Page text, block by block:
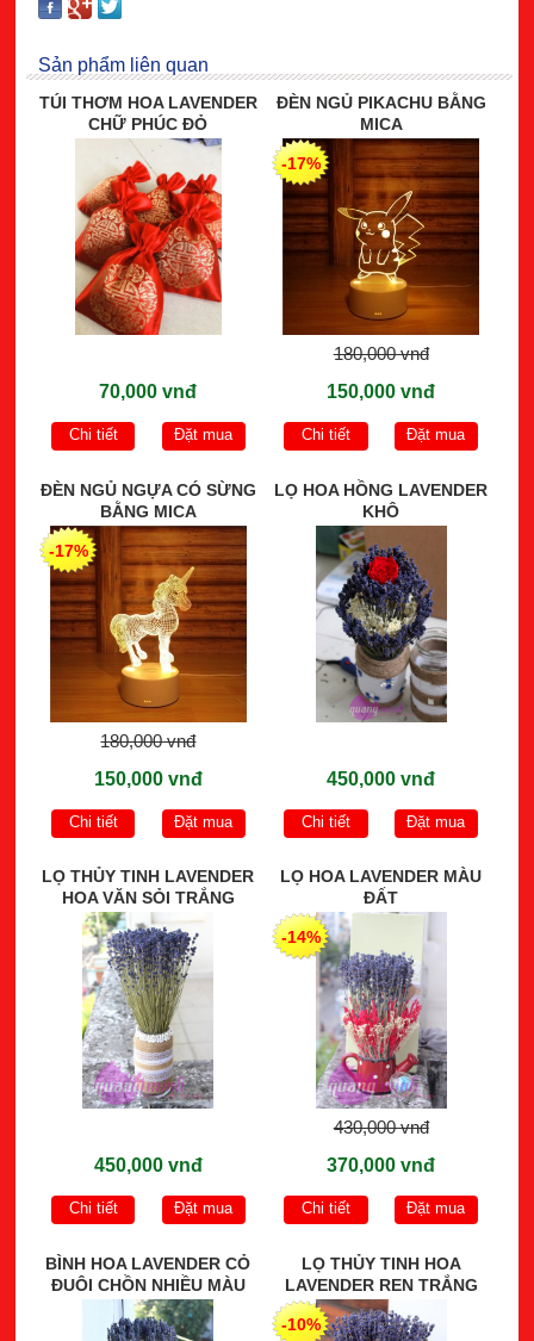
Sản phẩm liên quan
TÚI THƠM HOA LAVENDER
CHỮ PHÚC ĐỎ
70,000 vnđ
Chi tiết Đặt mua
ĐÈN NGỦ PIKACHU BẰNG
MICA
-17%
180,000 vnđ
150,000 vnđ
Chi tiết Đặt mua
ĐÈN NGỦ NGỰA CÓ SỪNG
BẰNG MICA
-17%
180,000 vnđ
150,000 vnđ
Chi tiết Đặt mua
LỌ HOA HỒNG LAVENDER
KHÔ
450,000 vnđ
Chi tiết Đặt mua
LỌ THỦY TINH LAVENDER
HOA VĂN SỎI TRẮNG
450,000 vnđ
Chi tiết Đặt mua
LỌ HOA LAVENDER MÀU
ĐẤT
-14%
430,000 vnđ
370,000 vnđ
Chi tiết Đặt mua
BÌNH HOA LAVENDER CỎ
ĐUÔI CHỒN NHIỀU MÀU
LỌ THỦY TINH HOA
LAVENDER REN TRẮNG
-10%